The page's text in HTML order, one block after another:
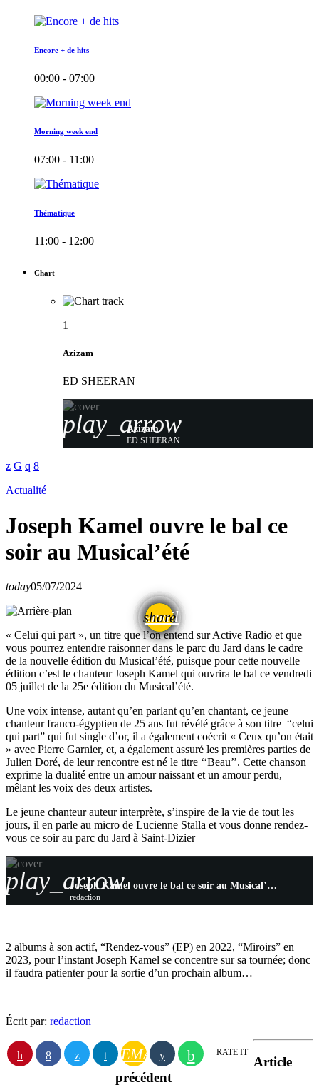
Encore + de hits
00:00 - 07:00
Morning week end
07:00 - 11:00
Thématique
11:00 - 12:00
Chart
1
Azizam
ED SHEERAN
play_arrow
Azizam
ED SHEERAN
Actualité
Joseph Kamel ouvre le bal ce
soir au Musical’été
today05/07/2024
share
email
« Celui qui part », un titre que l’on entend sur Active Radio et que
vous pourrez entendre raisonner dans le parc du Jard dans le cadre
de la nouvelle édition du Musical’été, puisque pour cette nouvelle
édition c’est le chanteur Joseph Kamel qui ouvrira le bal ce vendredi
05 juillet de la 25e édition du Musical’été.
Une voix intense, autant qu’en parlant qu’en chantant, ce jeune
chanteur franco-égyptien de 25 ans fut révélé grâce à son titre “celui
qui part” qui fut single d’or, il a également coécrit « Ceux qu’on était
» avec Pierre Garnier, et, a également assuré les premières parties de
Julien Doré, de leur rencontre est né le titre ‘‘Beau’’. Cette chanson
exprime la dualité entre un amour naissant et un amour perdu,
mêlant les voix des deux artistes.
Le jeune chanteur auteur interprète, s’inspire de la vie de tout les
jours, il en parle au micro de Lucienne Stalla et vous donne rendez-
vous ce soir au parc du Jard à Saint-Dizier
play_arrow Joseph Kamel ouvre le bal ce soir au Musical’été
redaction
2 albums à son actif, “Rendez-vous” (EP) en 2022, “Miroirs” en
2023, pour l’instant Joseph Kamel se concentre sur sa tournée; donc
il faudra patienter pour la sortie d’un prochain album…
Écrit par: redaction
EMAIL RATE IT
Article
précédent